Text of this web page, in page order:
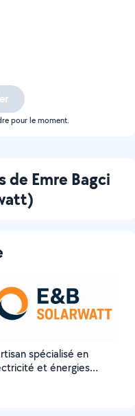
pour le moment.
de Emre Bagci
spécialisé en
et énergies